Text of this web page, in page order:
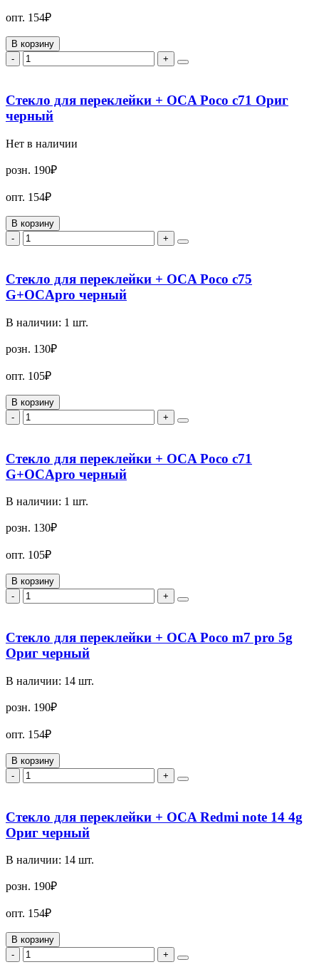
опт. 154₽
В корзину
-
+
Стекло для переклейки + OCA Poco c71 Ориг
черный
Нет в наличии
розн. 190₽
опт. 154₽
В корзину
-
+
Стекло для переклейки + OCA Poco c75
G+OCApro черный
В наличии: 1 шт.
розн. 130₽
опт. 105₽
В корзину
-
+
Стекло для переклейки + OCA Poco c71
G+OCApro черный
В наличии: 1 шт.
розн. 130₽
опт. 105₽
В корзину
-
+
Стекло для переклейки + OCA Poco m7 pro 5g
Ориг черный
В наличии: 14 шт.
розн. 190₽
опт. 154₽
В корзину
-
+
Стекло для переклейки + OCA Redmi note 14 4g
Ориг черный
В наличии: 14 шт.
розн. 190₽
опт. 154₽
В корзину
-
+